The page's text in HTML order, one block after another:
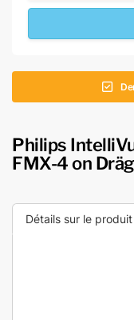
Philips
FMX-4 on
Détails sur le produit